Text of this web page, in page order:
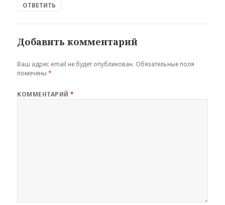
ОТВЕТИТЬ
Добавить комментарий
Ваш адрес email не будет опубликован. Обязательные поля
помечены*
КОММЕНТАРИЙ*